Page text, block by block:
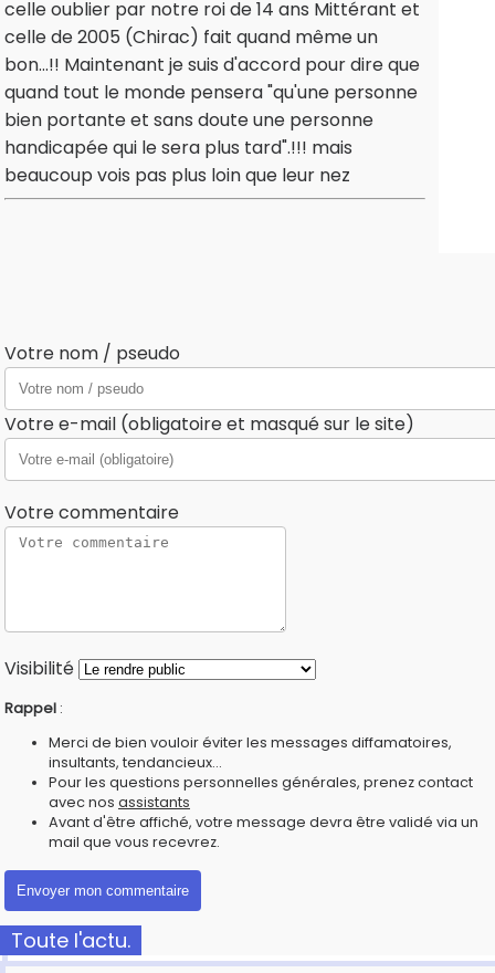
celle oublier par notre roi de 14 ans Mittérant et
celle de 2005 (Chirac) fait quand même un
bon...!! Maintenant je suis d'accord pour dire que
quand tout le monde pensera "qu'une personne
bien portante et sans doute une personne
handicapée qui le sera plus tard".!!! mais
beaucoup vois pas plus loin que leur nez
Votre nom / pseudo
Votre e-mail (obligatoire et masqué sur le site)
Votre commentaire
Visibilité
Rappel :
Merci de bien vouloir éviter les messages diffamatoires,
insultants, tendancieux...
Pour les questions personnelles générales, prenez contact
avec nos assistants
Avant d'être affiché, votre message devra être validé via un
mail que vous recevrez.
Toute l'actu.